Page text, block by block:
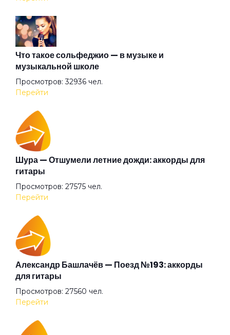
Герой
Герр Захер Мазох
Гильотины сечение
Гиперболоид
Глаза очерчены углём
Говорит и показывает
Граф "Д"
Дай себя сорвать
Два великана
Что такое сольфеджио — в музыке и
музыкальной школе
Просмотров: 32936 чел.
Перейти
Шура — Отшумели летние дожди: аккорды для
гитары
Просмотров: 27575 чел.
Перейти
Александр Башлачёв — Поезд №193: аккорды
для гитары
Просмотров: 27560 чел.
Перейти